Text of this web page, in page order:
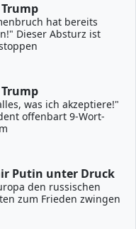
hat bereits
Dieser Absturz ist
was ich akzeptiere!"
offenbart 9-Wort-
Putin unter Druck
den russischen
zum Frieden zwingen